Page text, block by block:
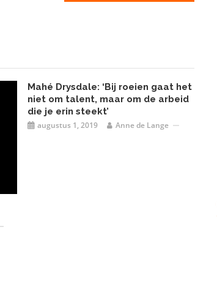
Mahé Drysdale: ‘Bij roeien gaat het
niet om talent, maar om de arbeid
die je erin steekt’
augustus 1, 2019 Anne de Lange